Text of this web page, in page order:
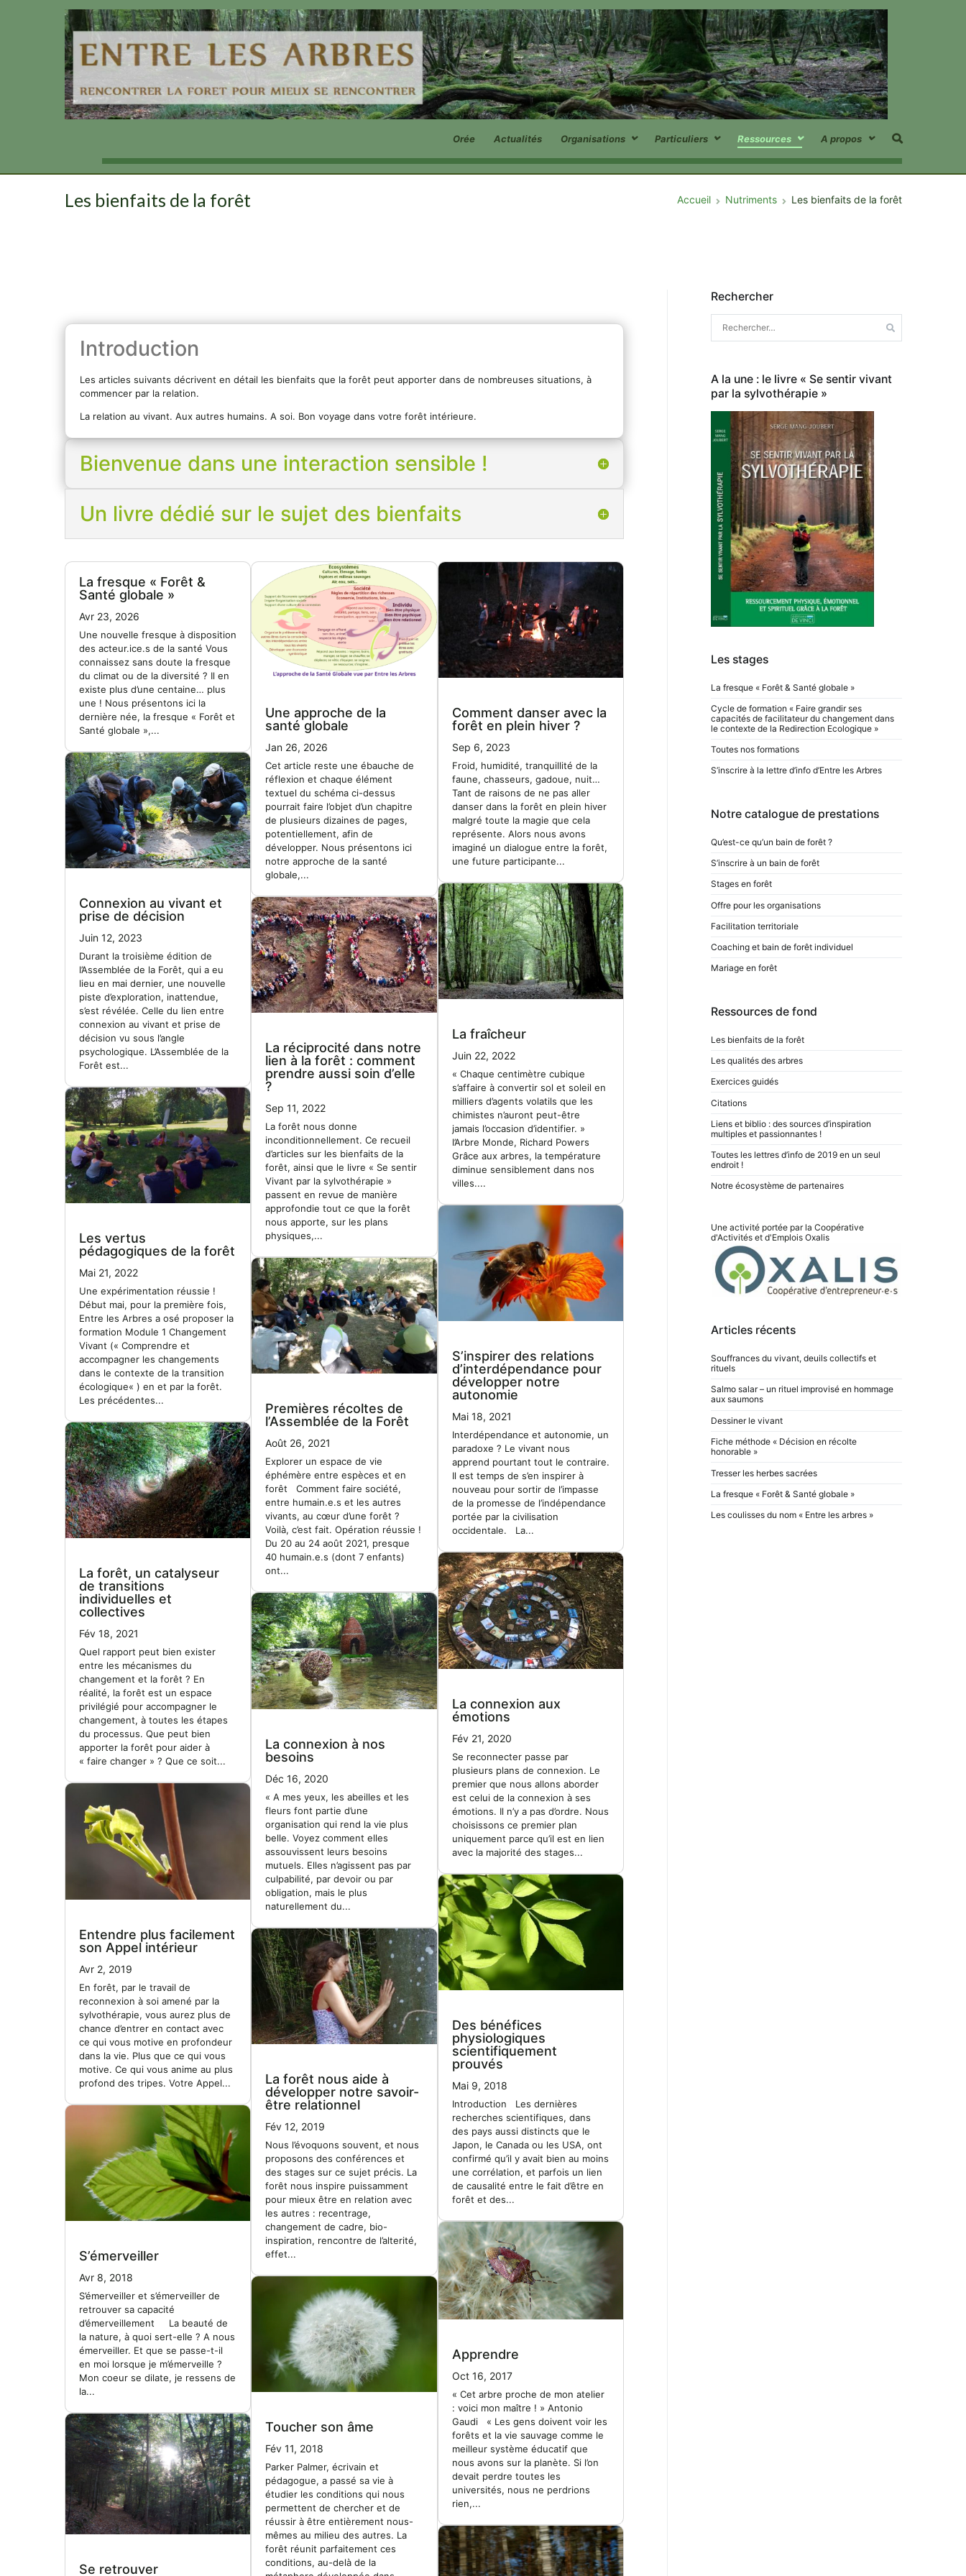
Orée Actualités Organisations Particuliers Ressources A propos
Les bienfaits de la forêt Accueil Nutriments Les bienfaits de la forêt
Introduction
Les articles suivants décrivent en détail les bienfaits que la forêt peut apporter dans de nombreuses situations, à
commencer par la relation.
La relation au vivant. Aux autres humains. A soi. Bon voyage dans votre forêt intérieure.
Bienvenue dans une interaction sensible !
Un livre dédié sur le sujet des bienfaits
La fresque « Forêt &
Santé globale »
Avr 23, 2026
Une nouvelle fresque à disposition
des acteur.ice.s de la santé Vous
connaissez sans doute la fresque
du climat ou de la diversité ? Il en
existe plus d’une centaine… plus
une ! Nous présentons ici la
dernière née, la fresque « Forêt et
Santé globale »,...
Connexion au vivant et
prise de décision
Juin 12, 2023
Durant la troisième édition de
l’Assemblée de la Forêt, qui a eu
lieu en mai dernier, une nouvelle
piste d’exploration, inattendue,
s’est révélée. Celle du lien entre
connexion au vivant et prise de
décision vu sous l’angle
psychologique. L’Assemblée de la
Forêt est...
Les vertus
pédagogiques de la forêt
Mai 21, 2022
Une expérimentation réussie !
Début mai, pour la première fois,
Entre les Arbres a osé proposer la
formation Module 1 Changement
Vivant (« Comprendre et
accompagner les changements
dans le contexte de la transition
écologique« ) en et par la forêt.
Les précédentes...
La forêt, un catalyseur
de transitions
individuelles et
collectives
Fév 18, 2021
Quel rapport peut bien exister
entre les mécanismes du
changement et la forêt ? En
réalité, la forêt est un espace
privilégié pour accompagner le
changement, à toutes les étapes
du processus. Que peut bien
apporter la forêt pour aider à
« faire changer » ? Que ce soit...
Entendre plus facilement
son Appel intérieur
Avr 2, 2019
En forêt, par le travail de
reconnexion à soi amené par la
sylvothérapie, vous aurez plus de
chance d’entrer en contact avec
ce qui vous motive en profondeur
dans la vie. Plus que ce qui vous
motive. Ce qui vous anime au plus
profond des tripes. Votre Appel...
S’émerveiller
Avr 8, 2018
S’émerveiller et s’émerveiller de
retrouver sa capacité
d’émerveillement La beauté de
la nature, à quoi sert-elle ? A nous
émerveiller. Et que se passe-t-il
en moi lorsque je m’émerveille ?
Mon coeur se dilate, je ressens de
la...
Se retrouver
Une approche de la
santé globale
Jan 26, 2026
Cet article reste une ébauche de
réflexion et chaque élément
textuel du schéma ci-dessus
pourrait faire l’objet d’un chapitre
de plusieurs dizaines de pages,
potentiellement, afin de
développer. Nous présentons ici
notre approche de la santé
globale,...
La réciprocité dans notre
lien à la forêt : comment
prendre aussi soin d’elle
?
Sep 11, 2022
La forêt nous donne
inconditionnellement. Ce recueil
d’articles sur les bienfaits de la
forêt, ainsi que le livre « Se sentir
Vivant par la sylvothérapie »
passent en revue de manière
approfondie tout ce que la forêt
nous apporte, sur les plans
physiques,...
Premières récoltes de
l’Assemblée de la Forêt
Août 26, 2021
Explorer un espace de vie
éphémère entre espèces et en
forêt Comment faire société,
entre humain.e.s et les autres
vivants, au cœur d’une forêt ?
Voilà, c’est fait. Opération réussie !
Du 20 au 24 août 2021, presque
40 humain.e.s (dont 7 enfants)
ont...
La connexion à nos
besoins
Déc 16, 2020
« A mes yeux, les abeilles et les
fleurs font partie d’une
organisation qui rend la vie plus
belle. Voyez comment elles
assouvissent leurs besoins
mutuels. Elles n’agissent pas par
culpabilité, par devoir ou par
obligation, mais le plus
naturellement du...
La forêt nous aide à
développer notre savoir-
être relationnel
Fév 12, 2019
Nous l’évoquons souvent, et nous
proposons des conférences et
des stages sur ce sujet précis. La
forêt nous inspire puissamment
pour mieux être en relation avec
les autres : recentrage,
changement de cadre, bio-
inspiration, rencontre de l’alterité,
effet...
Toucher son âme
Fév 11, 2018
Parker Palmer, écrivain et
pédagogue, a passé sa vie à
étudier les conditions qui nous
permettent de chercher et de
réussir à être entièrement nous-
mêmes au milieu des autres. La
forêt réunit parfaitement ces
conditions, au-delà de la
Comment danser avec la
forêt en plein hiver ?
Sep 6, 2023
Froid, humidité, tranquillité de la
faune, chasseurs, gadoue, nuit…
Tant de raisons de ne pas aller
danser dans la forêt en plein hiver
malgré toute la magie que cela
représente. Alors nous avons
imaginé un dialogue entre la forêt,
une future participante...
La fraîcheur
Juin 22, 2022
« Chaque centimètre cubique
s’affaire à convertir sol et soleil en
milliers d’agents volatils que les
chimistes n’auront peut-être
jamais l’occasion d’identifier. »
l’Arbre Monde, Richard Powers
Grâce aux arbres, la température
diminue sensiblement dans nos
villes....
S’inspirer des relations
d’interdépendance pour
développer notre
autonomie
Mai 18, 2021
Interdépendance et autonomie, un
paradoxe ? Le vivant nous
apprend pourtant tout le contraire.
Il est temps de s’en inspirer à
nouveau pour sortir de l’impasse
de la promesse de l’indépendance
portée par la civilisation
occidentale. La...
La connexion aux
émotions
Fév 21, 2020
Se reconnecter passe par
plusieurs plans de connexion. Le
premier que nous allons aborder
est celui de la connexion à ses
émotions. Il n’y a pas d’ordre. Nous
choisissons ce premier plan
uniquement parce qu’il est en lien
avec la majorité des stages...
Des bénéfices
physiologiques
scientifiquement
prouvés
Mai 9, 2018
Introduction Les dernières
recherches scientifiques, dans
des pays aussi distincts que le
Japon, le Canada ou les USA, ont
confirmé qu’il y avait bien au moins
une corrélation, et parfois un lien
de causalité entre le fait d’être en
forêt et des...
Apprendre
Oct 16, 2017
« Cet arbre proche de mon atelier
: voici mon maître ! » Antonio
Gaudi « Les gens doivent voir les
forêts et la vie sauvage comme le
meilleur système éducatif que
nous avons sur la planète. Si l’on
devait perdre toutes les
universités, nous ne perdrions
rien,...
Rechercher
Rechercher :
A la une : le livre « Se sentir vivant
par la sylvothérapie »
Les stages
La fresque « Forêt & Santé globale »
Cycle de formation « Faire grandir ses
capacités de facilitateur du changement dans
le contexte de la Redirection Ecologique »
Toutes nos formations
S’inscrire à la lettre d’info d’Entre les Arbres
Notre catalogue de prestations
Qu’est-ce qu’un bain de forêt ?
S’inscrire à un bain de forêt
Stages en forêt
Offre pour les organisations
Facilitation territoriale
Coaching et bain de forêt individuel
Mariage en forêt
Ressources de fond
Les bienfaits de la forêt
Les qualités des arbres
Exercices guidés
Citations
Liens et biblio : des sources d’inspiration
multiples et passionnantes !
Toutes les lettres d’info de 2019 en un seul
endroit !
Notre écosystème de partenaires
Une activité portée par la Coopérative
d'Activités et d'EmploisOxalis
Articles récents
Souffrances du vivant, deuils collectifs et
rituels
Salmo salar – un rituel improvisé en hommage
aux saumons
Dessiner le vivant
Fiche méthode « Décision en récolte
honorable »
Tresser les herbes sacrées
La fresque « Forêt & Santé globale »
Les coulisses du nom « Entre les arbres »